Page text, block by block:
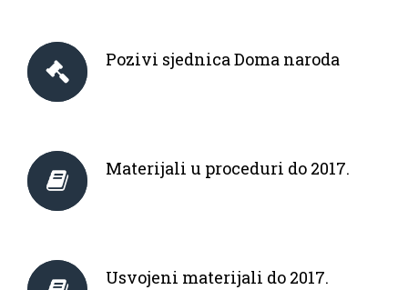
Pozivi sjednica Doma naroda
Materijali u proceduri do 2017.
Usvojeni materijali do 2017.